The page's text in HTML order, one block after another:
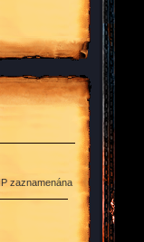
zaznamenána